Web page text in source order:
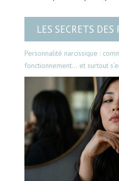
LES SECRETS DES
Personnalité narcissique :
fonctionnement… et surtout